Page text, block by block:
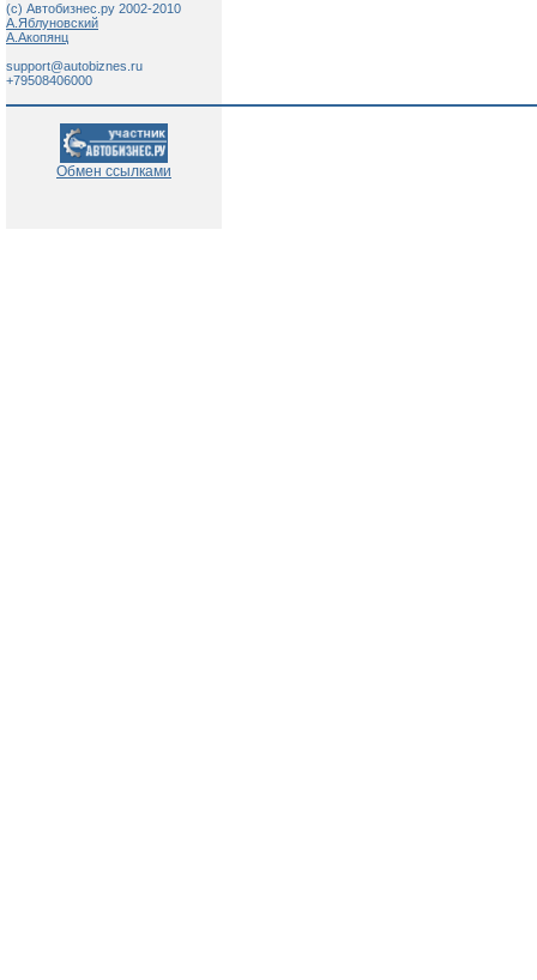
(c) Автобизнес.ру 2002-2010
А.Яблуновский
А.Акопянц
support@autobiznes.ru
+79508406000
Обмен ссылками